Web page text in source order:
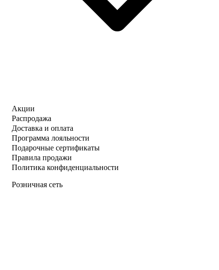
Акции
Распродажа
Доставка и оплата
Программа лояльности
Подарочные сертификаты
Правила продажи
Политика конфиденциальности
Розничная сеть